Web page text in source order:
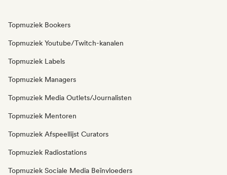
Topmuziek Bookers
Topmuziek Youtube/Twitch-kanalen
Topmuziek Labels
Topmuziek Managers
Topmuziek Media Outlets/Journalisten
Topmuziek Mentoren
Topmuziek Afspeellijst Curators
Topmuziek Radiostations
Topmuziek Sociale Media Beïnvloeders